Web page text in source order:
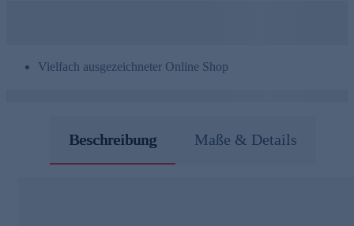
Vielfach ausgezeichneter Online Shop
Beschreibung Maße & Details